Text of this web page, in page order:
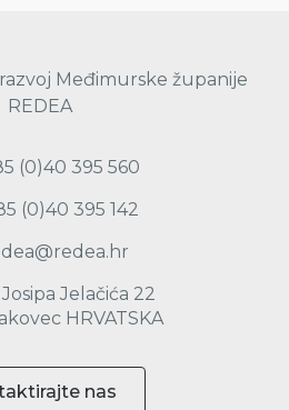
Međimurske županije
REDEA
(0)40 395 560
(0)40 395 142
Jelačića 22
HRVATSKA
nas